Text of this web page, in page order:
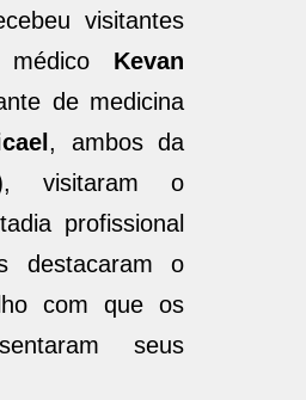
visitantes
médico Kevan
de medicina
, ambos da
, visitaram o
profissional
destacaram o
com que os
seus